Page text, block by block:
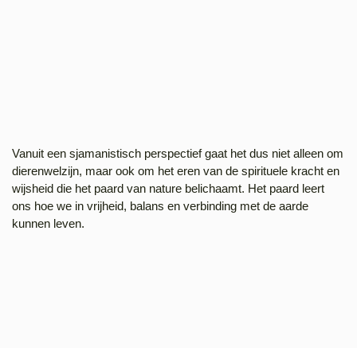
Vanuit een sjamanistisch perspectief gaat het dus niet alleen om
dierenwelzijn, maar ook om het eren van de spirituele kracht en
wijsheid die het paard van nature belichaamt. Het paard leert
ons hoe we in vrijheid, balans en verbinding met de aarde
kunnen leven.